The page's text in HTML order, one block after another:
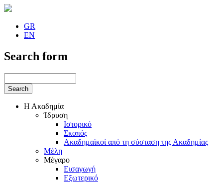
GR
EN
Search form
Η Ακαδημία
Ίδρυση
Ιστορικό
Σκοπός
Ακαδημαϊκοί από τη σύσταση της Ακαδημίας
Μέλη
Μέγαρο
Εισαγωγή
Εξωτερικό